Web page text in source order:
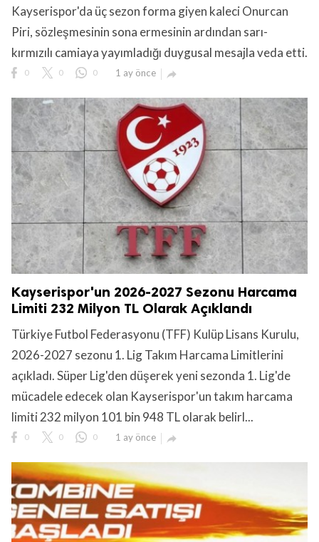
Kayserispor'da üç sezon forma giyen kaleci Onurcan
Piri, sözleşmesinin sona ermesinin ardından sarı-
kırmızılı camiaya yayımladığı duygusal mesajla veda etti.
0 0 0 1 ay önce 
Kayserispor'un 2026-2027 Sezonu Harcama
Limiti 232 Milyon TL Olarak Açıklandı
Türkiye Futbol Federasyonu (TFF) Kulüp Lisans Kurulu,
2026-2027 sezonu 1. Lig Takım Harcama Limitlerini
açıkladı. Süper Lig'den düşerek yeni sezonda 1. Lig'de
mücadele edecek olan Kayserispor'un takım harcama
limiti 232 milyon 101 bin 948 TL olarak belirl...
0 0 0 1 ay önce 